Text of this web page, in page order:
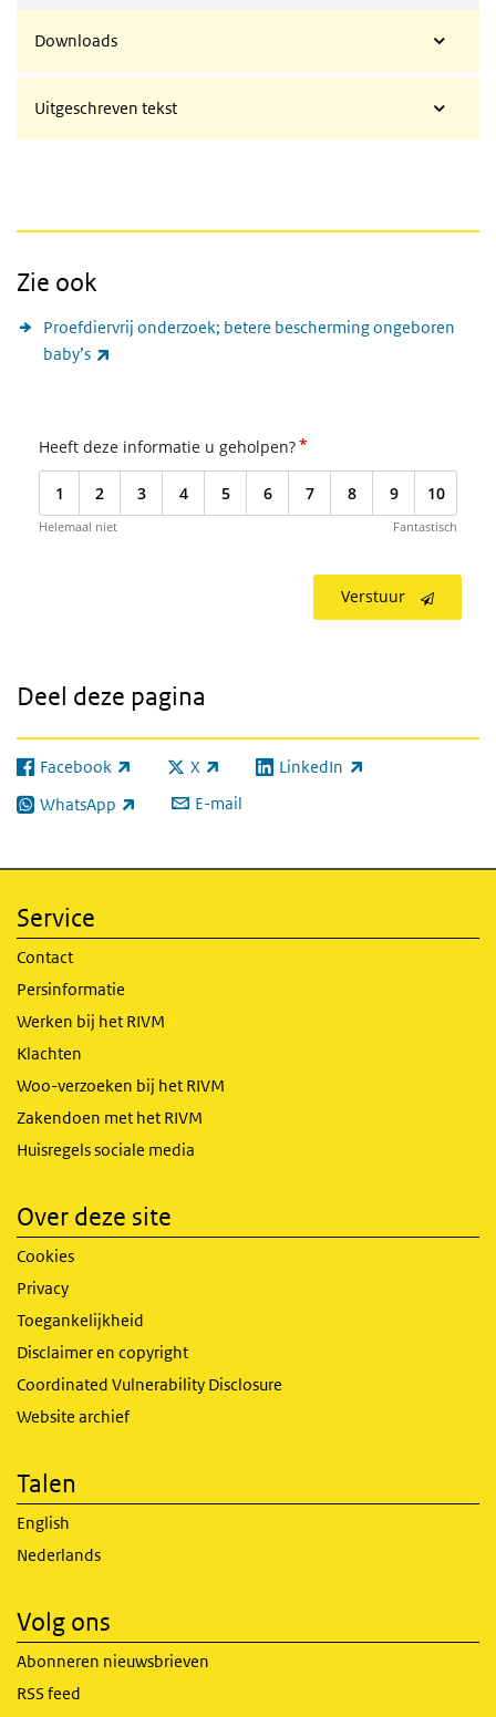
Downloads
Uitgeschreven tekst
Zie ook
Proefdiervrij onderzoek; betere bescherming ongeboren
baby’s
Heeft deze informatie u geholpen?*
1 2 3 4 5 6 7 8 9 10
Helemaal niet Fantastisch
Verstuur
Deel deze pagina
Facebook
(externe link) X
(externe link) LinkedIn
(externe link)
WhatsApp
(externe link) E-mail
Service
Contact
Persinformatie
Werken bij het RIVM
Klachten
Woo-verzoeken bij het RIVM
Zakendoen met het RIVM
Huisregels sociale media
Over deze site
Cookies
Privacy
Toegankelijkheid
Disclaimer en copyright
Coordinated Vulnerability Disclosure
Website archief
Talen
English
Nederlands
Volg ons
Abonneren nieuwsbrieven
RSS feed